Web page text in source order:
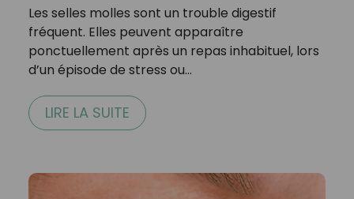
Les selles molles sont un trouble digestif
fréquent. Elles peuvent apparaître
ponctuellement après un repas inhabituel, lors
d’un épisode de stress ou…
LIRE LA SUITE